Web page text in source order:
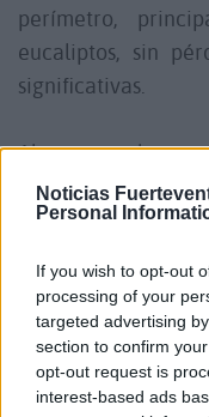
Noticias
Personal
If you wish to opt-out
processing of your
targeted advertising
section to confirm
opt-out request is
interest-based ads
perímetro,
eucaliptos, sin
significativas.
Al respecto, la
Blanca Pérez,
en el Centro de
mandos técnicos,
operativo
estable y sin